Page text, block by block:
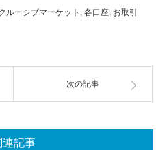
ルーシブマーケット , 各口座, お取引
次の記事
連記事